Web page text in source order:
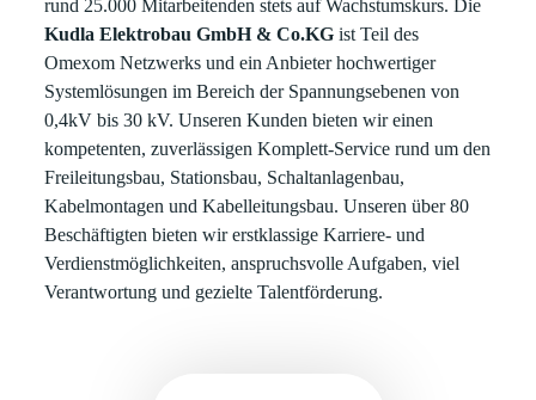
rund 25.000 Mitarbeitenden stets auf Wachstumskurs. Die
Kudla Elektrobau GmbH & Co.KG ist Teil des
Omexom Netzwerks und ein Anbieter hochwertiger
Systemlösungen im Bereich der Spannungsebenen von
0,4kV bis 30 kV. Unseren Kunden bieten wir einen
kompetenten, zuverlässigen Komplett-Service rund um den
Freileitungsbau, Stationsbau, Schaltanlagenbau,
Kabelmontagen und Kabelleitungsbau. Unseren über 80
Beschäftigten bieten wir erstklassige Karriere- und
Verdienstmöglichkeiten, anspruchsvolle Aufgaben, viel
Verantwortung und gezielte Talentförderung.